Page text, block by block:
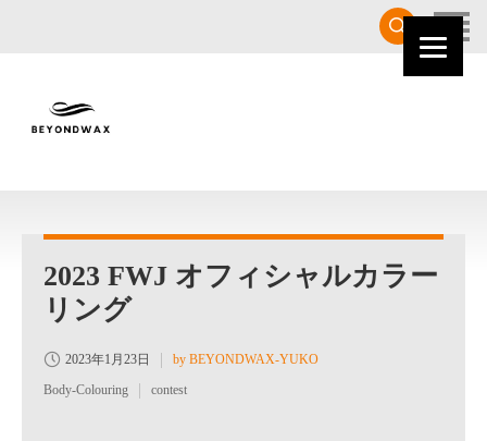
2023 FWJ オフィシャルカラー
リング
2023年1月23日
by BEYONDWAX-YUKO
Body-Colouring
contest